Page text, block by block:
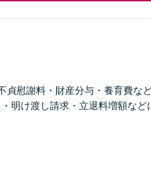
貞慰謝料・財産分与・養育費な
明け渡し請求・立退料増額など